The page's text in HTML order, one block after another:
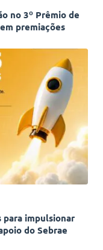
no 3º Prêmio de
premiações
para impulsionar
do Sebrae